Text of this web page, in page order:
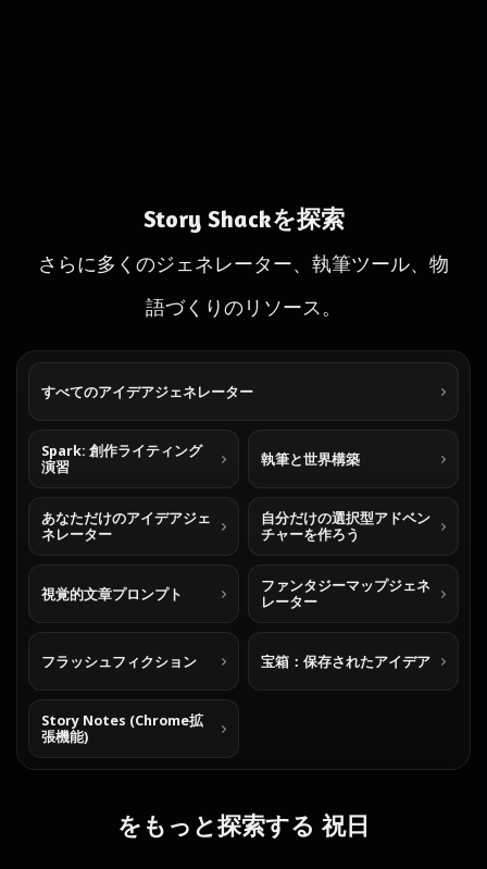
Story Shackを探索
さらに多くのジェネレーター、執筆ツール、物
語づくりのリソース。
すべてのアイデアジェネレーター
Spark: 創作ライティング
演習
執筆と世界構築
あなただけのアイデアジェ
ネレーター
自分だけの選択型アドベン
チャーを作ろう
視覚的文章プロンプト
ファンタジーマップジェネ
レーター
フラッシュフィクション 宝箱：保存されたアイデア
Story Notes (Chrome拡
張機能)
をもっと探索する 祝日